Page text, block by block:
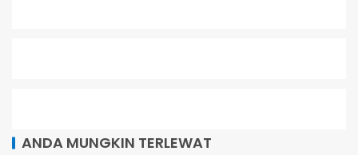
ANDA MUNGKIN TERLEWAT